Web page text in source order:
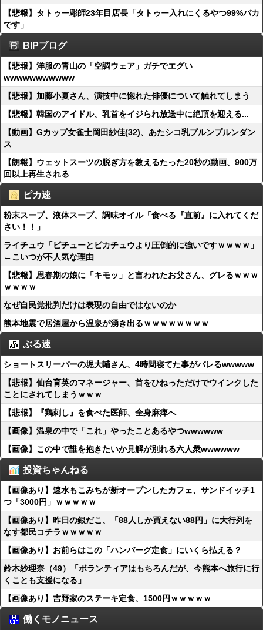
【悲報】タトゥー彫師23年目店長「タトゥー入れにくるやつ99%バカ
です」
BIPブログ
【悲報】洋服の青山の「空調ウェア」ガチでエグい
wwwwwwwwwww
【悲報】加藤小夏さん、演技中に惚れた俳優について触れてしまう
【悲報】韓国のアイドル、乳首をイジられ放送中に絶頂を迎える...
【動画】Gカップ女雀士岡田紗佳(32)、あたシコ乳プルンプルンダン
ス
【朗報】ウェットスーツの脱ぎ方を教えるたった20秒の動画、900万
回以上再生される
ピカ速
粉末スープ、液体スープ、調味オイル「食べる『直前』に入れてくだ
さい！！」
ライチュウ「ピチューとピカチュウより圧倒的に強いですｗｗｗｗ」
←こいつが不人気な理由
【悲報】思春期の娘に「キモッ」と言われたお父さん、グレるｗｗｗ
ｗｗｗｗ
なぜ自民党批判だけは表現の自由ではないのか
熊本地震で居酒屋から温泉が湧き出るｗｗｗｗｗｗｗｗ
ぶる速
ショートスリーパーの堀大輔さん、4時間寝てた事がバレるwwwww
【悲報】仙台育英のマネージャー、首をひねっただけでウインクした
ことにされてしまうｗｗｗ
【悲報】『鶏刺し』を食べた医師、全身麻痺へ
【画像】温泉の中で「これ」やったことあるやつwwwwww
【画像】この中で誰を抱きたいか見解が別れる六人衆wwwwww
投資ちゃんねる
【画像あり】速水もこみちが新オープンしたカフェ、サンドイッチ1
つ「3000円」ｗｗｗｗｗ
【画像あり】昨日の銀だこ、「88人しか買えない88円」に大行列を
なす都民コチラｗｗｗｗｗ
【画像あり】お前らはこの「ハンバーグ定食」にいくら払える？
鈴木紗理奈（49）「ボランティアはもちろんだが、今熊本へ旅行に行
くことも支援になる」
【画像あり】吉野家のステーキ定食、1500円ｗｗｗｗｗ
働くモノニュース